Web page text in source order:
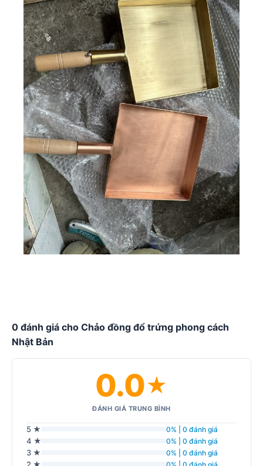
0 đánh giá cho Chảo đồng đổ trứng phong cách
Nhật Bản
0.0★
ĐÁNH GIÁ TRUNG BÌNH
5 ★ 0% | 0 đánh giá
4 ★ 0% | 0 đánh giá
3 ★ 0% | 0 đánh giá